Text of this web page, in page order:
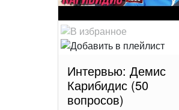
Интервью: Демис
Карибидис (50
вопросов)